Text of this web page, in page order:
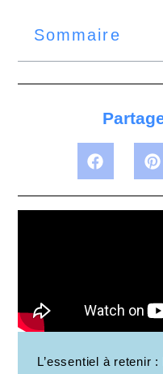
Sommaire
L’essentiel à retenir :